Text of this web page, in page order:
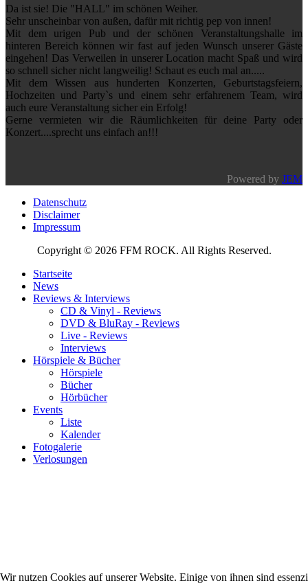
Da ist sie! Die "HALL" im schönen Weiher.
Sehr unscheinbar von außen, dafür mit richtig pep von innen!
Mit dem urigen Pub und der schönen Veranstaltungshalle im
hinteren Bereich können wir fast auf jeden Wunsch unserer Gäste
eingehen! Das Verweilen in unserer Location macht Spaß und wird
so schnell sicher nicht langweilig! Schaut es euch mal an.....
Mit dem Wissen aus hunderten Konzerten, Geburtstagsfeiern,
Hochzeiten und Party`s und einem sehr erfahrenem Team, wird
auch eure Veranstaltung sicher ein Erfolg!
Gerne vermieten wir die Räumlichkeiten für deine Party oder
Konzert....sprecht uns einfach an!!!
Powered by JEM
Datenschutz
Disclaimer
Impressum
Copyright © 2026 FFM ROCK. All Rights Reserved.
Startseite
News
Reviews & Interviews
CD & Vinyl - Reviews
DVD & BluRay - Reviews
Live - Reviews
Interviews
Hörspiele & Bücher
Hörspiele
Bücher
Hörbücher
Events
Liste
Kalender
Fotogalerie
Verlosungen
Wir nutzen Cookies auf unserer Website. Einige von ihnen sind